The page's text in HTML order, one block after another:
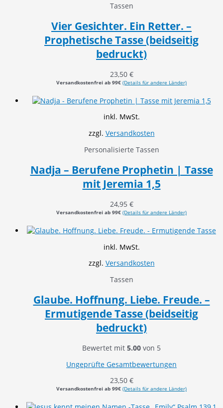
Tassen
Vier Gesichter. Ein Retter. –
Prophetische Tasse (beidseitig
bedruckt)
23,50 €
Versandkostenfrei ab 99€ (Details für andere Länder)
inkl. MwSt.
zzgl. Versandkosten
Personalisierte Tassen
Nadja – Berufene Prophetin | Tasse
mit Jeremia 1,5
24,95 €
Versandkostenfrei ab 99€ (Details für andere Länder)
inkl. MwSt.
zzgl. Versandkosten
Tassen
Glaube. Hoffnung. Liebe. Freude. –
Ermutigende Tasse (beidseitig
bedruckt)
Bewertet mit 5.00 von 5
Ungeprüfte Gesamtbewertungen
23,50 €
Versandkostenfrei ab 99€ (Details für andere Länder)